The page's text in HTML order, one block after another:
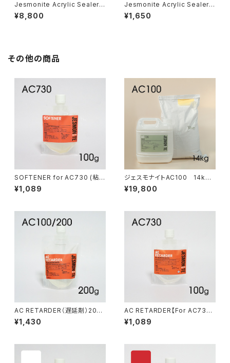
Jesmonite Acrylic Sealer 1
kg（コーティング剤 1kg）
¥8,800
Jesmonite Acrylic Sealer g
loss 100g（グロス・コーティン
グ 100g）
¥1,650
その他の商品
SOFTENER for AC730 (粘度
低下剤)100g
¥1,089
ジェスモナイトAC100 14kg
セット
¥19,800
AC RETARDER（遅延剤）200g
(For AC100/200)
¥1,430
AC RETARDER【For AC730】
100g（遅延剤）
¥1,089